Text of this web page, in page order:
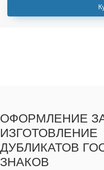
ОФОРМЛЕНИЕ
ИЗГОТОВЛЕНИЕ
ДУБЛИКАТОВ
ЗНАКОВ